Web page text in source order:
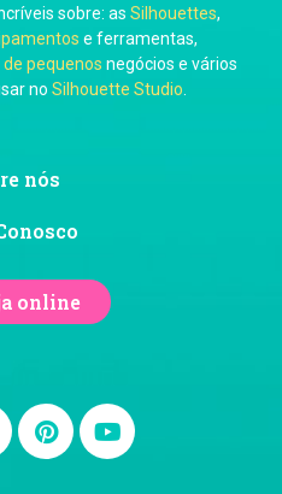
sobre: as Silhouettes,
e ferramentas,
pequenos negócios e vários
no Silhouette Studio
nós
online